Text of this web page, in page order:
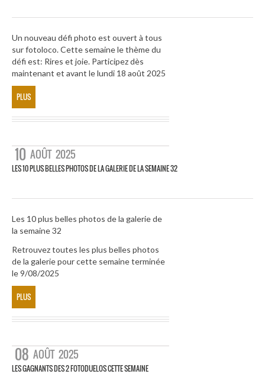
Un nouveau défi photo est ouvert à tous
sur fotoloco. Cette semaine le thème du
défi est: Rires et joie. Participez dès
maintenant et avant le lundi 18 août 2025
PLUS
10 AOÛT 2025
LES 10 PLUS BELLES PHOTOS DE LA GALERIE DE LA SEMAINE 32
Les 10 plus belles photos de la galerie de
la semaine 32
Retrouvez toutes les plus belles photos
de la galerie pour cette semaine terminée
le 9/08/2025
PLUS
08 AOÛT 2025
LES GAGNANTS DES 2 FOTODUELOS CETTE SEMAINE